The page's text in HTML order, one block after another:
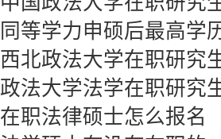
同等学力申硕后最高学
西北政法大学在职研究
政法大学法学在职研究
在职法律硕士怎么报名